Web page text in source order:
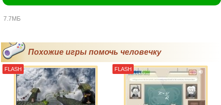
7.7МБ
Похожие игры помочь человечку
FLASH FLASH